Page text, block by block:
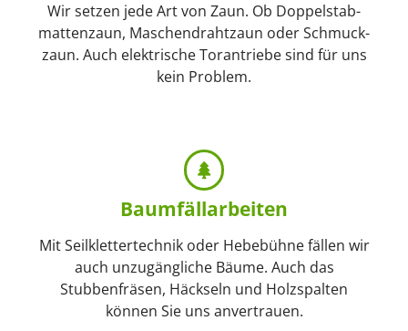
Wir setzen jede Art von Zaun. Ob Doppel­stab­
matten­zaun, Maschen­draht­zaun oder Schmuck­
zaun. Auch elektrische Torantriebe sind für uns
kein Problem.
Baumfäll­arbeiten
Mit Seilklettertechnik oder Hebebühne fällen wir
auch unzugängliche Bäume. Auch das
Stubbenfräsen, Häckseln und Holzspalten
können Sie uns anvertrauen.